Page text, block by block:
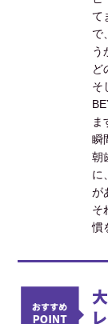
て
で
う
ど
そ
ま
瞬
朝
に
が
そ
慣